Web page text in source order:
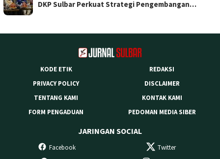
DKP Sulbar Perkuat Strategi Pengembangan…
KODE ETIK
REDAKSI
PRIVACY POLICY
DISCLAIMER
TENTANG KAMI
KONTAK KAMI
FORM PENGADUAN
PEDOMAN MEDIA SIBER
JARINGAN SOCIAL
Facebook
Twitter